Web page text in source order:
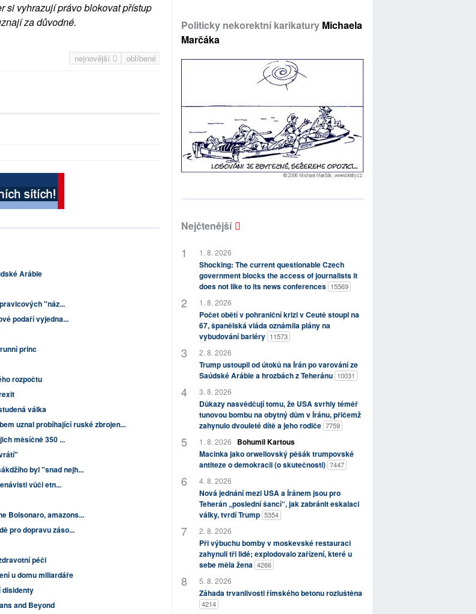
si vyhrazují právo blokovat přístup
za důvodné.
nejnovější oblíbené
Arábie
"náz...
podaří vyjedna...
princ
rozpočtu
válka
uznal probíhající ruské zbrojen...
měsíčně 350 ...
byl "snad nejh...
vůči etn...
Bolsonaro, amazons...
pro dopravu záso...
péči
u domu miliardáře
disidenty
and Beyond
Politicky nekorektní karikatury Michaela
Marčáka
Nejčtenější
1. 8. 2026
Shocking: The current questionable Czech
government blocks the access of journalists it
does not like to its news conferences 15569
1. 8. 2026
Počet obětí v pohraniční krizi v Ceutě stoupl na
67, španělská vláda oznámila plány na
vybudování bariéry 11573
2. 8. 2026
Trump ustoupil od útoků na Írán po varování ze
Saúdské Arábie a hrozbách z Teheránu 10031
3. 8. 2026
Důkazy nasvědčují tomu, že USA svrhly téměř
tunovou bombu na obytný dům v Íránu, přičemž
zahynulo dvouleté dítě a jeho rodiče 7759
1. 8. 2026
Bohumil Kartous
Macinka jako orwellovský pěšák trumpovské
antiteze o demokracii (o skutečnosti) 7447
4. 8. 2026
Nová jednání mezi USA a Íránem jsou pro
Teherán „poslední šancí“, jak zabránit eskalaci
války, tvrdí Trump 5354
2. 8. 2026
Při výbuchu bomby v moskevské restauraci
zahynuli tři lidé; explodovalo zařízení, které u
sebe měla žena 4266
5. 8. 2026
Záhada trvanlivosti římského betonu rozluštěna
4214